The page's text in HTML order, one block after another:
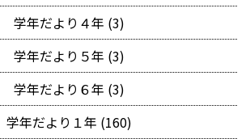
学年だより４年 (3)
学年だより５年 (3)
学年だより６年 (3)
学年だより１年 (160)